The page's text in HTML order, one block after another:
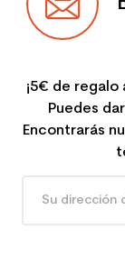
¡5€ de
Puedes
Encontrarás